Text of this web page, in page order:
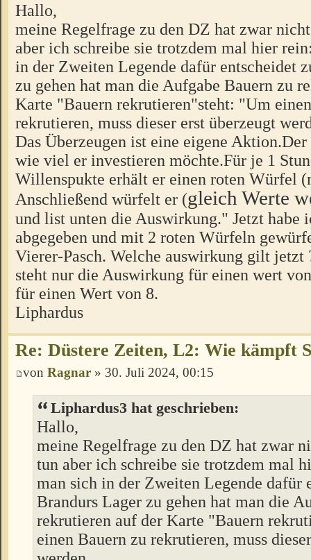
Hallo,
meine Regelfrage zu den DZ hat zwar
aber ich schreibe sie trotzdem mal hier
in der Zweiten Legende dafür entscheidet
zu gehen hat man die Aufgabe Bauern zu
Karte "Bauern rekrutieren"steht: "Um
rekrutieren, muss dieser erst überzeugt
Das Überzeugen ist eine eigene
wie viel er investieren möchte.Für je 1
Willenspukte erhält er einen roten Würfel
Anschließend würfelt er (gleich Werte
und list unten die Auswirkung." Jetzt habe
abgegeben und mit 2 roten Würfeln
Vierer-Pasch. Welche auswirkung gilt jetzt
steht nur die Auswirkung für einen wert
für einen Wert von 8.
Liphardus
Re: Düstere Zeiten, L2: Wie kämpft
von Ragnar » 30. Juli 2024, 00:15
Liphardus3 hat geschrieben:
Hallo,
meine Regelfrage zu den DZ hat zwar
tun aber ich schreibe sie trotzdem mal
man sich in der Zweiten Legende dafür
Brandurs Lager zu gehen hat man die
rekrutieren auf der Karte "Bauern
einen Bauern zu rekrutieren, muss